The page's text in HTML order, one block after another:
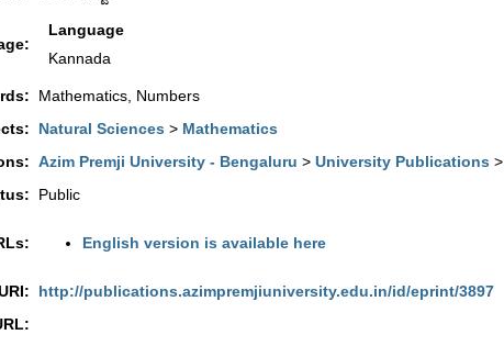
Language
Kannada
Mathematics, Numbers
Natural Sciences > Mathematics
Azim Premji University - Bengaluru > University Publications >
Public
English version is available here
http://publications.azimpremjiuniversity.edu.in/id/eprint/3897